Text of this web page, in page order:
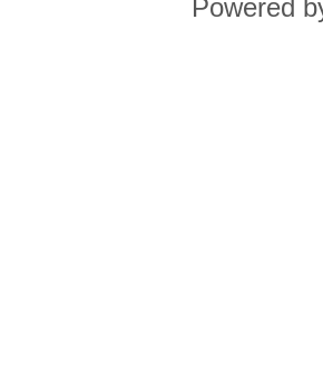
Powered